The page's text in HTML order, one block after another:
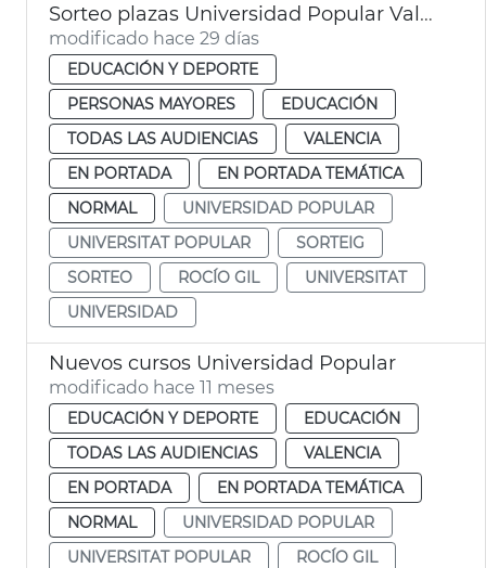
Sorteo plazas Universidad Popular València
modificado hace 29 días
EDUCACIÓN Y DEPORTE
PERSONAS MAYORES
EDUCACIÓN
TODAS LAS AUDIENCIAS
VALENCIA
EN PORTADA
EN PORTADA TEMÁTICA
NORMAL
UNIVERSIDAD POPULAR
UNIVERSITAT POPULAR
SORTEIG
SORTEO
ROCÍO GIL
UNIVERSITAT
UNIVERSIDAD
Nuevos cursos Universidad Popular
modificado hace 11 meses
EDUCACIÓN Y DEPORTE
EDUCACIÓN
TODAS LAS AUDIENCIAS
VALENCIA
EN PORTADA
EN PORTADA TEMÁTICA
NORMAL
UNIVERSIDAD POPULAR
UNIVERSITAT POPULAR
ROCÍO GIL